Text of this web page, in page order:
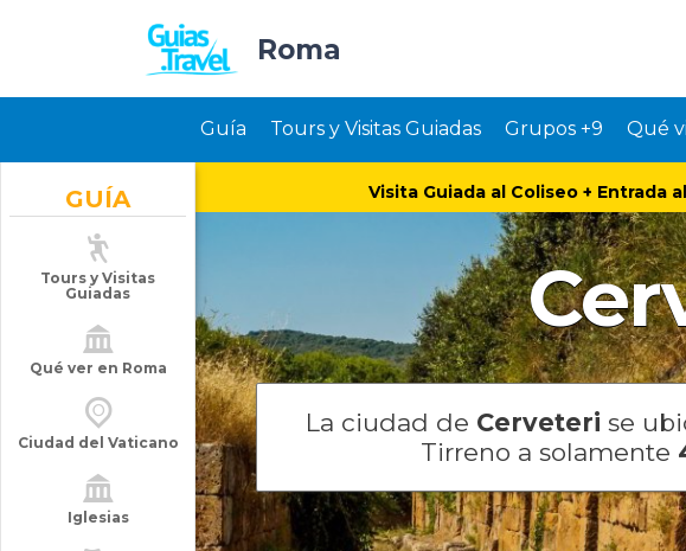
Visita Guiada al Coliseo + Entrada
Roma
Guía Tours y Visitas Guiadas Grupos +9 Qué
GUÍA
Tours y Visitas
Guiadas
Qué ver en Roma
Ciudad del Vaticano
Iglesias
La ciudad de Cerveteri se
Tirreno a solamente